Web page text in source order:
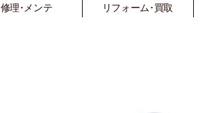
修理･メンテ
Repair リフォーム･買取
Reform